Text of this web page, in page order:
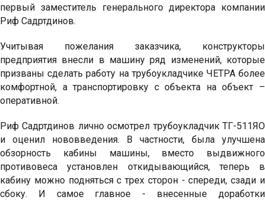
первый заместитель генерального директора компании
Риф Садртдинов.
Учитывая пожелания заказчика, конструкторы
предприятия внесли в машину ряд изменений, которые
призваны сделать работу на трубоукладчике ЧЕТРА более
комфортной, а транспортировку с объекта на объект –
оперативной.
Риф Садртдинов лично осмотрел трубоукладчик ТГ-511ЯО
и оценил нововведения. В частности, была улучшена
обзорность кабины машины, вместо выдвижного
противовеса установлен откидывающийся, теперь в
кабину можно подняться с трех сторон - спереди, сзади и
сбоку. И самое главное - внесенные доработки